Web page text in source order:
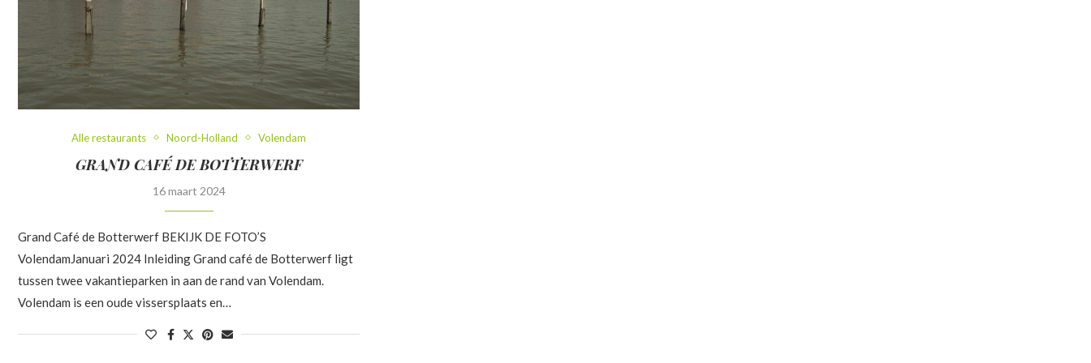
Alle restaurants Noord-Holland Volendam
GRAND CAFÉ DE BOTTERWERF
16 maart 2024
Grand Café de Botterwerf BEKIJK DE FOTO’S
VolendamJanuari 2024 Inleiding Grand café de Botterwerf ligt
tussen twee vakantieparken in aan de rand van Volendam.
Volendam is een oude vissersplaats en…